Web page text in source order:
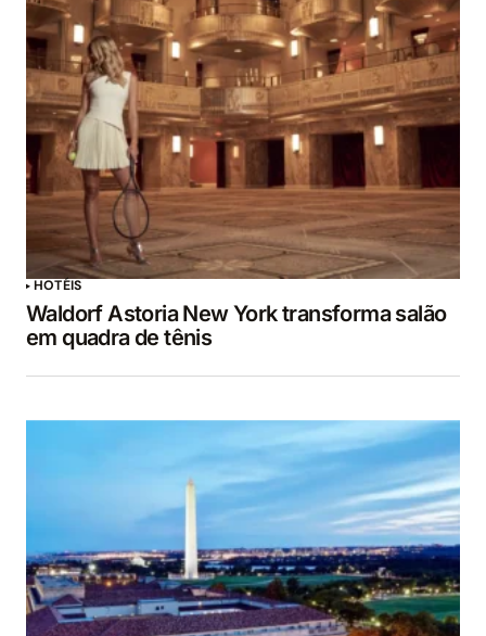
HOTÉIS
Waldorf Astoria New York transforma salão
em quadra de tênis